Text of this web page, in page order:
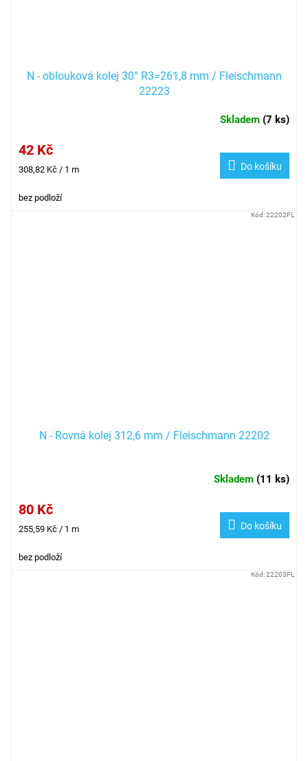
N - oblouková kolej 30° R3=261,8 mm / Fleischmann
22223
Skladem (7 ks)
42 Kč
Měrná
308,82 Kč / 1 m Do košíku
bez podloží
N - Rovná kolej 312,6 mm / Fleischmann 22202
Skladem (11 ks)
80 Kč
Měrná
255,59 Kč / 1 m Do košíku
bez podloží
Kód:22202FL
Kód:22203FL